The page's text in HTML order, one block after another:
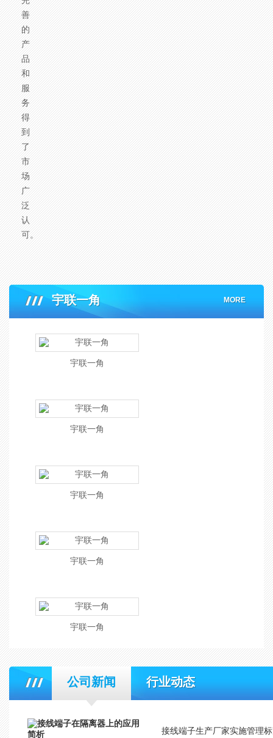
善
的
产
品
和
服
务
得
到
了
市
场
广
泛
认
可。
宇联一角 MORE
宇联一角
宇联一角
宇联一角
宇联一角
宇联一角
公司新闻 行业动态
接线端子生产厂家实施管理